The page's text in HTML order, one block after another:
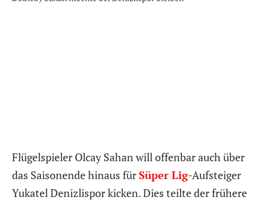
Flügelspieler Olcay Sahan will offenbar auch über
das Saisonende hinaus fürSüper Lig-Aufsteiger
Yukatel Denizlispor kicken. Dies teilte der frühere